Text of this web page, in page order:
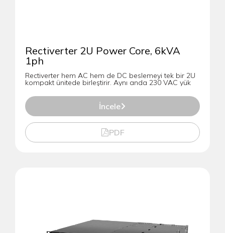
Rectiverter 2U Power Core, 6kVA
1ph
Rectiverter hem AC hem de DC beslemeyi tek bir 2U
kompakt ünitede birleştirir. Aynı anda 230 VAC yük
İncele
PDF